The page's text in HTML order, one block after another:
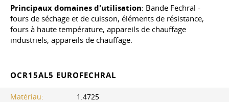
Principaux domaines d'utilisation: Bande Fechral -
fours de séchage et de cuisson, éléments de résistance,
fours à haute température, appareils de chauffage
industriels, appareils de chauffage.
OCR15AL5 EUROFECHRAL
Matériau:
1.4725